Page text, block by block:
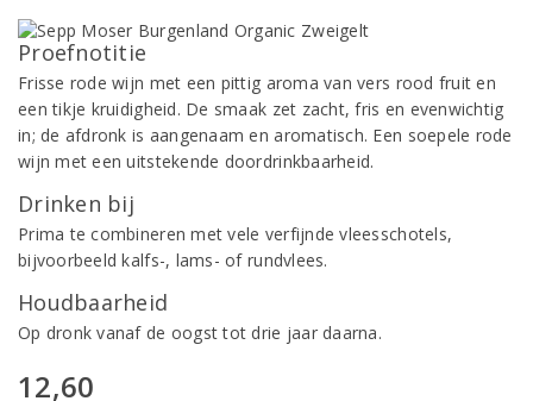
Proefnotitie
Frisse rode wijn met een pittig aroma van vers rood fruit en
een tikje kruidigheid. De smaak zet zacht, fris en evenwichtig
in; de afdronk is aangenaam en aromatisch. Een soepele rode
wijn met een uitstekende doordrinkbaarheid.
Drinken bij
Prima te combineren met vele verfijnde vleesschotels,
bijvoorbeeld kalfs-, lams- of rundvlees.
Houdbaarheid
Op dronk vanaf de oogst tot drie jaar daarna.
12,60